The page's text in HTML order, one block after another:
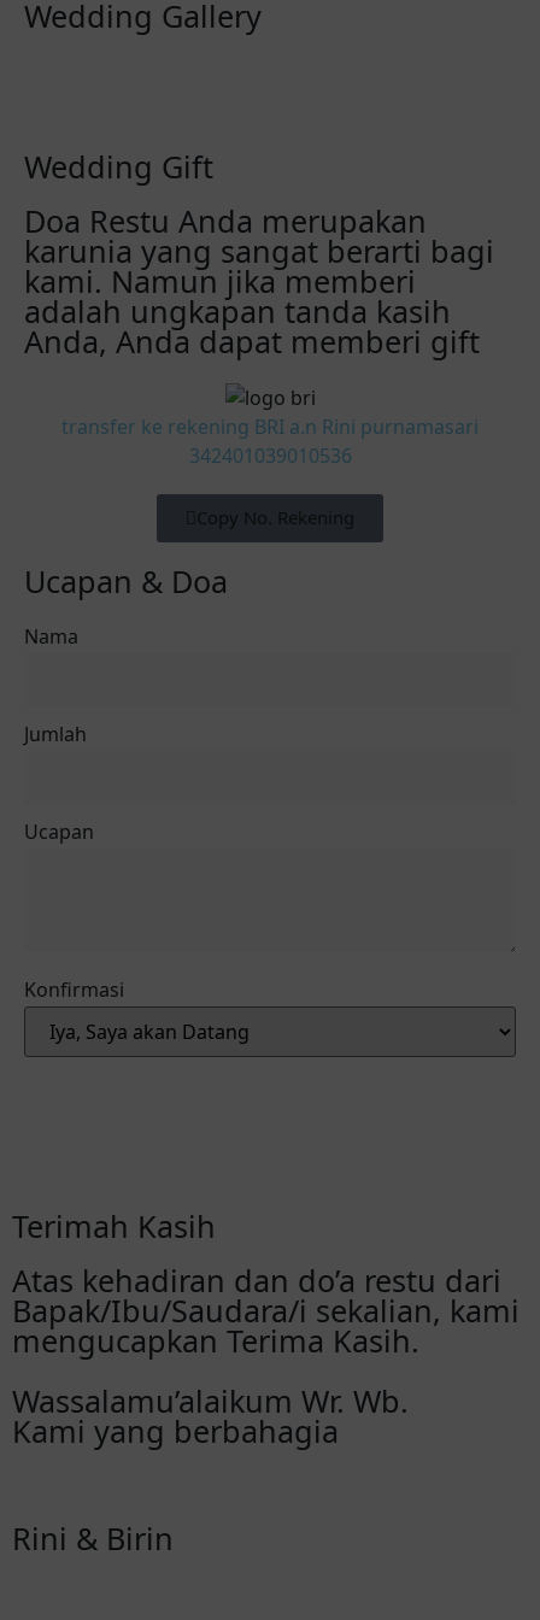
Wedding Gallery
Wedding Gift
Doa Restu Anda merupakan
karunia yang sangat berarti bagi
kami. Namun jika memberi
adalah ungkapan tanda kasih
Anda, Anda dapat memberi gift
transfer ke rekening BRI a.n Rini purnamasari
342401039010536
Copy No. Rekening
Ucapan & Doa
Nama
Jumlah
Ucapan
Konfirmasi
Terimah Kasih
Atas kehadiran dan do’a restu dari
Bapak/Ibu/Saudara/i sekalian, kami
mengucapkan Terima Kasih.
Wassalamu’alaikum Wr. Wb.
Kami yang berbahagia
Rini & Birin